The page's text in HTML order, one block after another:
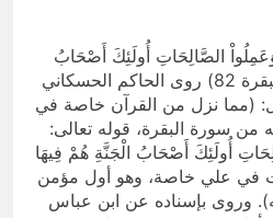
الصَّالِحَاتِ أُولَئِكَ أَصْحَابُ
الْجَنَّةِ هُمْ فِيهَا خَالِدُونَ” (البقرة 82) روى الحاكم الحسكاني
(مما نزل من القرآن خاصة في
من سورة البقرة، قوله تعالى:
أُولَئِكَ أَصْحَابُ الْجَنَّةِ هُمْ فِيهَا
(البقرة 82) نزلت في علي خاصة، وهو أول مؤمن
وروى بإسناده عن ابن عباس